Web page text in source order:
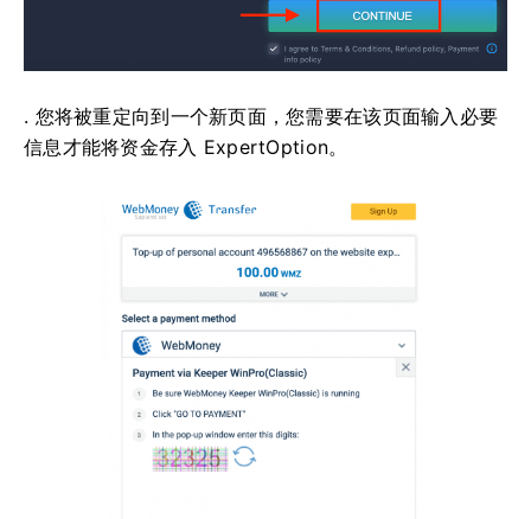
. 您将被重定向到一个新页面，您需要在该页面输入必要
信息才能将资金存入 ExpertOption。